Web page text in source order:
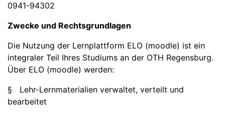
0941-94302
Zwecke und Rechtsgrundlagen
Die Nutzung der Lernplattform ELO (moodle) ist ein
integraler Teil Ihres Studiums an der OTH Regensburg.
Über ELO (moodle) werden:
§ Lehr-Lernmaterialien verwaltet, verteilt und
bearbeitet